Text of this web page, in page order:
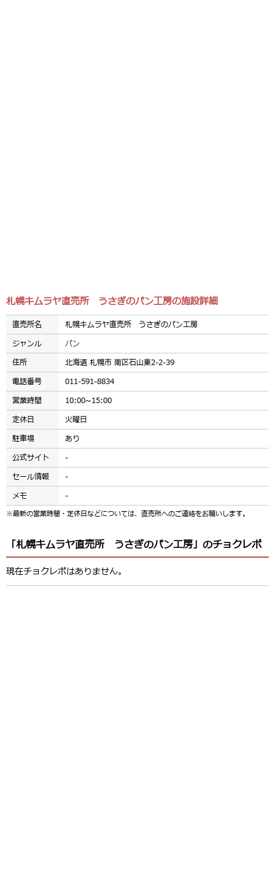
札幌キムラヤ直売所 うさぎのパン工房の施設詳細
直売所名
札幌キムラヤ直売所 うさぎのパン工房
ジャンル
パン
住所
北海道 札幌市 南区石山東2-2-39
電話番号
011-591-8834
営業時間
10:00~15:00
定休日
火曜日
駐車場
あり
公式サイト
-
セール情報
-
メモ
-
※最新の営業時間・定休日などについては、直売所へのご連絡をお願いします。
「札幌キムラヤ直売所 うさぎのパン工房」のチョクレポ
現在チョクレポはありません。